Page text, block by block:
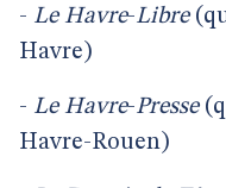
- Le Havre-Libre
Havre)
- Le Havre-Presse
Havre-Rouen)